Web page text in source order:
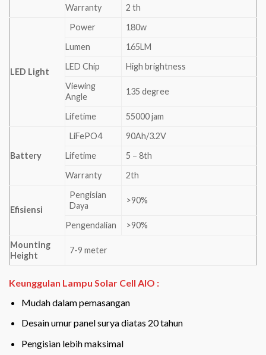
Warranty
2 th
LED Light
Power
180w
Lumen
165LM
LED Chip
High brightness
Viewing
Angle
135 degree
Lifetime 55000 jam
Battery
LiFePO4
90Ah/3.2V
Lifetime
5 – 8th
Warranty
2th
Efisiensi
Pengisian
Daya
>90%
Pengendalian
>90%
Mounting
Height
7-9 meter
Keunggulan Lampu Solar Cell AIO :
Mudah dalam pemasangan
Desain umur panel surya diatas 20 tahun
Pengisian lebih maksimal